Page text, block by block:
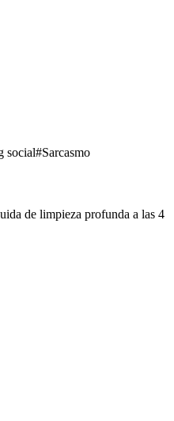
social#Sarcasmo
de limpieza profunda a las 4